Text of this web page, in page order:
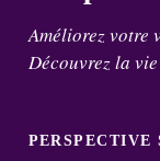
Améliorez votre
Découvrez la
PERSPECTIVE